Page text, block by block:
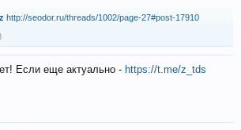
http://seodor.ru/threads/1002/page-27#post-17910
Если еще актуально - https://t.me/z_tds